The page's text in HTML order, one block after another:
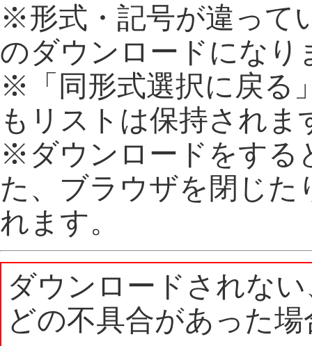
※形式・記号が違って
のダウンロードになり
※「同形式選択に戻る
もリストは保持されま
※ダウンロードをする
た、ブラウザを閉じた
れます。
ダウンロードされな
どの不具合があった